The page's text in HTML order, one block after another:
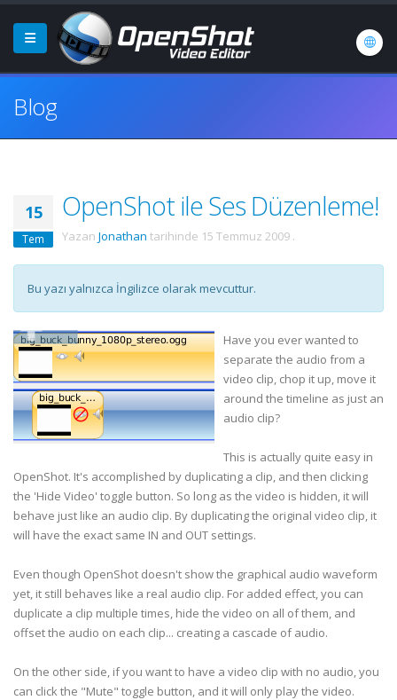
Blog
15
Tem
OpenShot ile Ses Düzenleme!
Yazan Jonathan tarihinde 15 Temmuz 2009 .
Bu yazı yalnızca İngilizce olarak mevcuttur.
Have you ever wanted to
separate the audio from a
video clip, chop it up, move it
around the timeline as just an
audio clip?
This is actually quite easy in
OpenShot. It's accomplished by duplicating a clip, and then clicking
the 'Hide Video' toggle button. So long as the video is hidden, it will
behave just like an audio clip. By duplicating the original video clip, it
will have the exact same IN and OUT settings.
Even though OpenShot doesn't show the graphical audio waveform
yet, it still behaves like a real audio clip. For added effect, you can
duplicate a clip multiple times, hide the video on all of them, and
offset the audio on each clip... creating a cascade of audio.
On the other side, if you want to have a video clip with no audio, you
can click the "Mute" toggle button, and it will only play the video.